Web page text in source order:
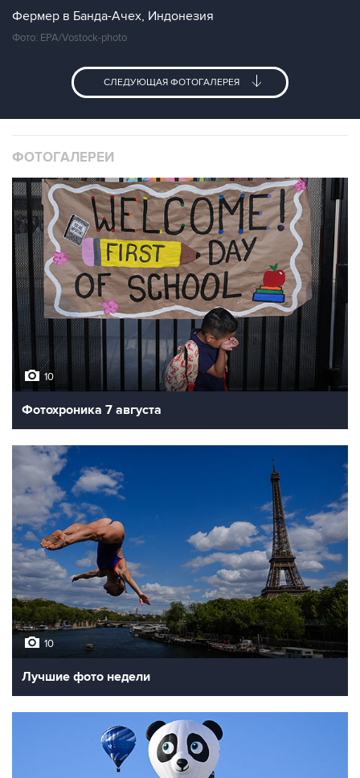
Фермер в Банда-Ачех, Индонезия
Фото: EPA/Vostock-photo
СЛЕДУЮЩАЯ ФОТОГАЛЕРЕЯ
ФОТОГАЛЕРЕИ
10
Фотохроника 7 августа
10
Лучшие фото недели